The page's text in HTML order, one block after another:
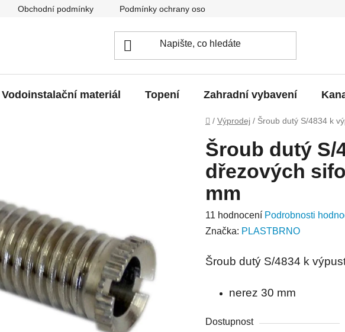
Obchodní podmínky Podmínky ochrany osobních údajů
Vodoinstalační materiál Topení Zahradní vybavení
Domů
/ Výprodej / Šroub dutý S/4834 k
Šroub dutý S/
dřezových
mm
Průměrné
hodnocení
je
hvězdiček.
11 hodnocení Podrobnosti
Značka: PLASTBRNO
Šroub dutý S/4834 k
nerez 30 mm
Dostupnost